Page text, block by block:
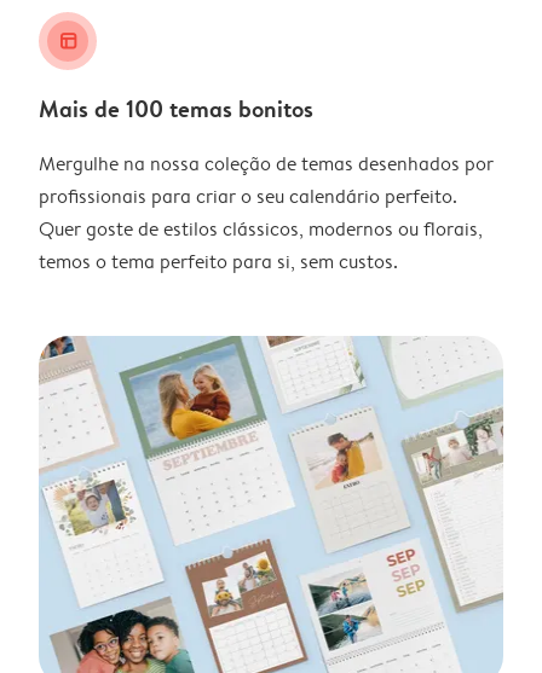
layout_alt
Mais de 100 temas bonitos
Mergulhe na nossa coleção de temas desenhados por
profissionais para criar o seu calendário perfeito.
Quer goste de estilos clássicos, modernos ou florais,
temos o tema perfeito para si, sem custos.